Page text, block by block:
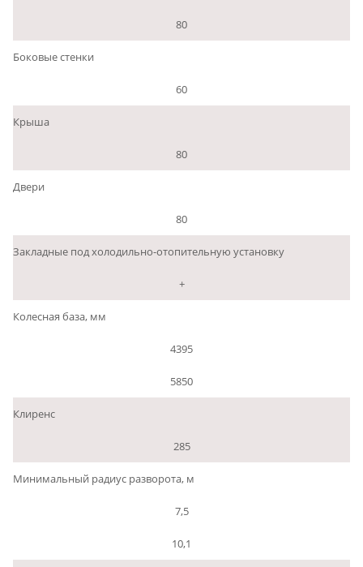
80
Боковые стенки
60
Крыша
80
Двери
80
Закладные под холодильно-отопительную установку
+
Колесная база, мм
4395
5850
Клиренс
285
Минимальный радиус разворота, м
7,5
10,1